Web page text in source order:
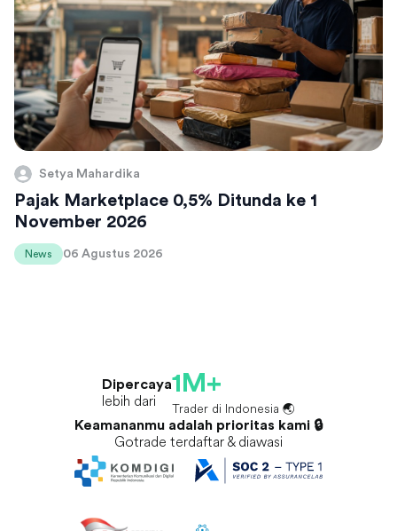
Setya Mahardika
Pajak Marketplace 0,5% Ditunda ke 1
November 2026
News 06 Agustus 2026
Dipercaya
lebih dari
1M+
Trader di Indonesia 🌏
Keamananmu adalah prioritas kami 🔒
Gotrade terdaftar & diawasi